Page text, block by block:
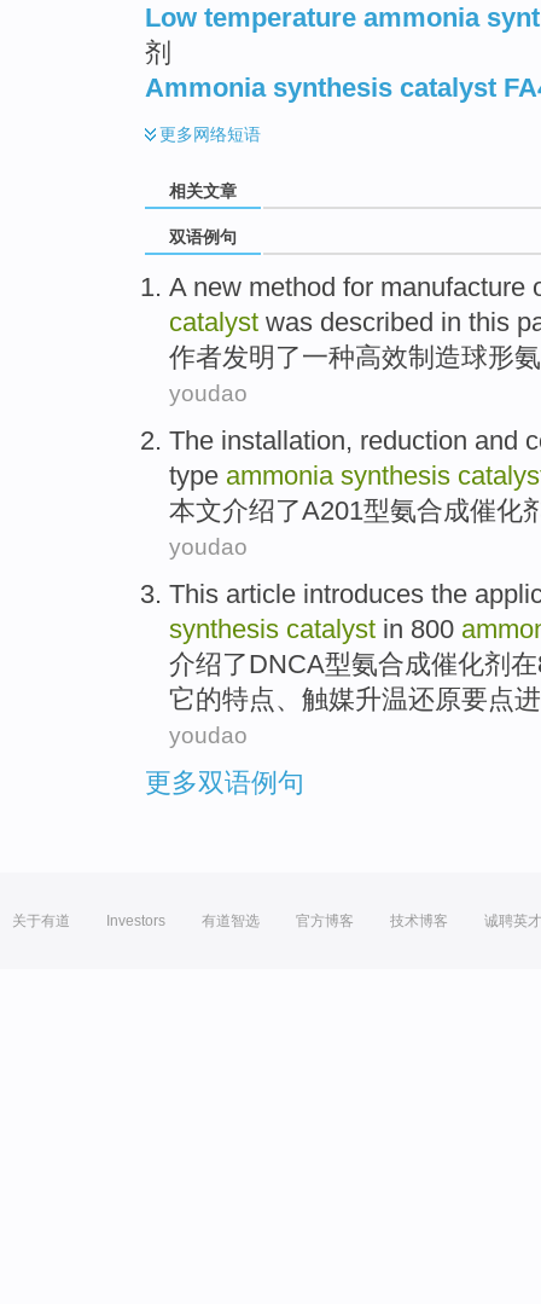
Low temperature ammonia
剂
Ammonia synthesis catalyst
更多网络短语
相关文章
双语例句
A new method for manufacture
catalyst was described in this
作者发明了一种高效制造球形氨
youdao
The installation, reduction and
type ammonia synthesis
本文介绍了A201型氨合成催化
youdao
This article introduces the
synthesis catalyst in 800
介绍了DNCA型氨合成催化剂 在
它的特点、触媒升温还原要点
youdao
更多双语例句
关于有道 Investors 有道智选 官方博客 技术博客 诚聘英才